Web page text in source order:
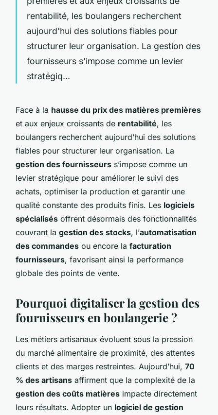
rentabilité, les boulangers recherchent
aujourd'hui des solutions fiables pour
structurer leur organisation. La gestion des
fournisseurs s'impose comme un levier
stratégiq...
Face à la hausse du prix des matières premières
et aux enjeux croissants de rentabilité, les
boulangers recherchent aujourd’hui des solutions
fiables pour structurer leur organisation. La
gestion des fournisseurs s’impose comme un
levier stratégique pour améliorer le suivi des
achats, optimiser la production et garantir une
qualité constante des produits finis. Les logiciels
spécialisés offrent désormais des fonctionnalités
couvrant la gestion des stocks, l’automatisation
des commandes ou encore la facturation
fournisseurs, favorisant ainsi la performance
globale des points de vente.
Pourquoi digitaliser la gestion des
fournisseurs en boulangerie ?
Les métiers artisanaux évoluent sous la pression
du marché alimentaire de proximité, des attentes
clients et des marges restreintes. Aujourd’hui, 70
% des artisans affirment que la complexité de la
gestion des coûts matières impacte directement
leurs résultats. Adopter un logiciel de gestion